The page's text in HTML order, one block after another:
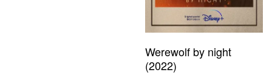
Werewolf by night
(2022)